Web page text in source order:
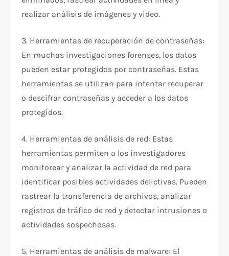
realizar análisis de imágenes y video.
3. Herramientas de recuperación de contraseñas:
En muchas investigaciones forenses, los datos
pueden estar protegidos por contraseñas. Estas
herramientas se utilizan para intentar recuperar
o descifrar contraseñas y acceder a los datos
protegidos.
4. Herramientas de análisis de red: Estas
herramientas permiten a los investigadores
monitorear y analizar la actividad de red para
identificar posibles actividades delictivas. Pueden
rastrear la transferencia de archivos, analizar
registros de tráfico de red y detectar intrusiones o
actividades sospechosas.
5. Herramientas de análisis de malware: El